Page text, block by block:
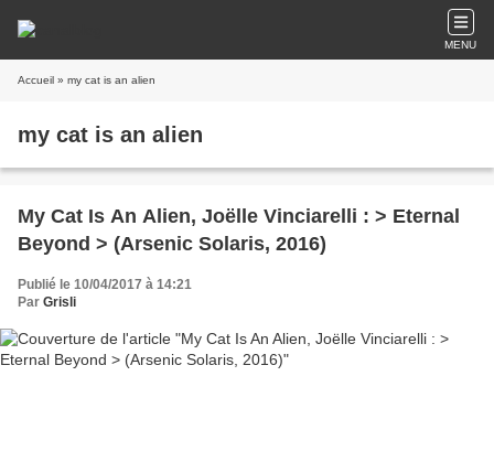
MENU
Accueil » my cat is an alien
my cat is an alien
My Cat Is An Alien, Joëlle Vinciarelli : > Eternal
Beyond > (Arsenic Solaris, 2016)
Publié le 10/04/2017 à 14:21
Par Grisli